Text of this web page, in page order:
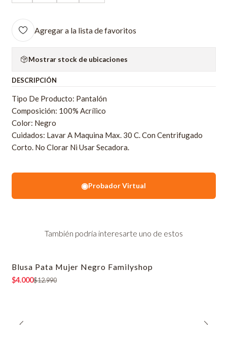
Agregar a la lista de favoritos
Mostrar stock de ubicaciones
DESCRIPCIÓN
Tipo De Producto: Pantalón
Composición: 100% Acrílico
Color: Negro
Cuidados: Lavar A Maquina Max. 30 C. Con Centrifugado
Corto. No Clorar Ni Usar Secadora.
◉Probador Virtual
También podría interesarte uno de estos
-69% OFF
Blusa Pata Mujer Negro Familyshop
$4.000$12.990